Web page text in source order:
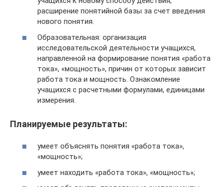
расширение понятийной базы за счет введения
нового понятия.
Образовательная: организация
исследовательской деятельности учащихся,
направленной на формирование понятия «работа
тока», «мощность», причин от которых зависит
работа тока и мощность. Ознакомление
учащихся с расчетными формулами, единицами
измерения.
Планируемые результаты:
умеет объяснять понятия «работа тока»,
«мощность»;
умеет находить «работа тока», «мощность»;